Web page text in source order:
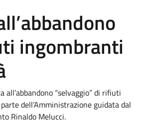
ingombranti
all’abbandono “selvaggio” di rifiuti
dell’Amministrazione guidata dal
Rinaldo Melucci.